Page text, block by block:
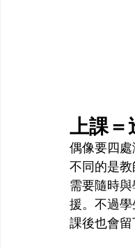
上課＝
偶像要四
不同的是
需要隨時
援。不過
課後也會